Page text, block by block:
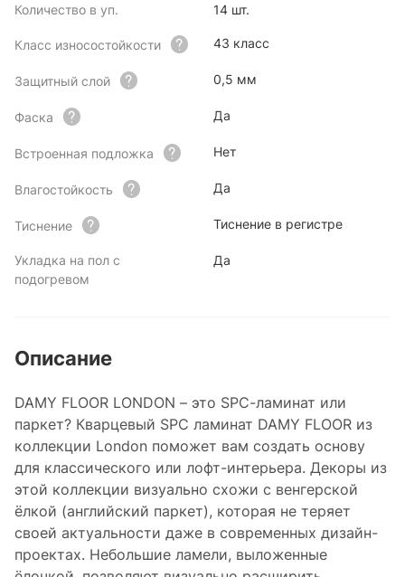
Количество в уп. 14 шт.
Класс износостойкости 43 класс
Защитный слой 0,5 мм
Фаска Да
Встроенная подложка Нет
Влагостойкость Да
Тиснение Тиснение в регистре
Укладка на пол с
подогревом
Да
Описание
DAMY FLOOR LONDON – это SPC-ламинат или
паркет? Кварцевый SPC ламинат DAMY FLOOR из
коллекции London поможет вам создать основу
для классического или лофт-интерьера. Декоры из
этой коллекции визуально схожи с венгерской
ёлкой (английский паркет), которая не теряет
своей актуальности даже в современных дизайн-
проектах. Небольшие ламели, выложенные